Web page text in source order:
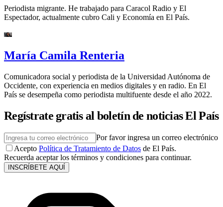
Periodista migrante. He trabajado para Caracol Radio y El
Espectador, actualmente cubro Cali y Economía en El País.
María Camila Renteria
Comunicadora social y periodista de la Universidad Autónoma de
Occidente, con experiencia en medios digitales y en radio. En El
País se desempeña como periodista multifuente desde el año 2022.
Regístrate gratis al boletín de noticias El País
Por favor ingresa un correo electrónico
Acepto Política de Tratamiento de Datos de El País.
Recuerda aceptar los términos y condiciones para continuar.
INSCRÍBETE AQUÍ